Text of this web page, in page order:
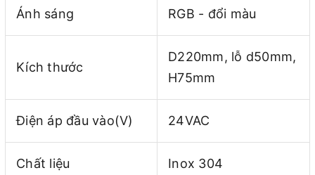
Ánh sáng RGB - đổi màu
Kích thước
D220mm, lỗ d50mm,
H75mm
Điện áp đầu vào(V) 24VAC
Chất liệu Inox 304